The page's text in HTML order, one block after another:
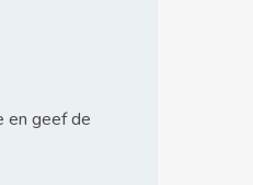
en geef de